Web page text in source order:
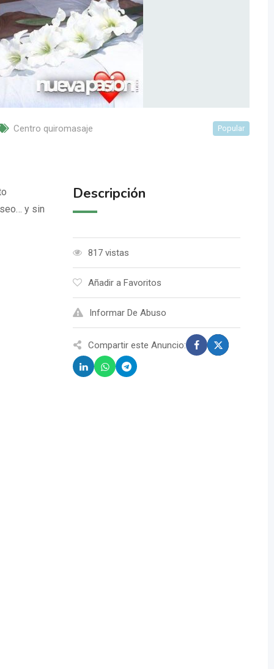
Centro quiromasaje Popular
y sin
Descripción
817 vistas
Añadir a Favoritos
Informar De Abuso
Compartir este Anuncio: